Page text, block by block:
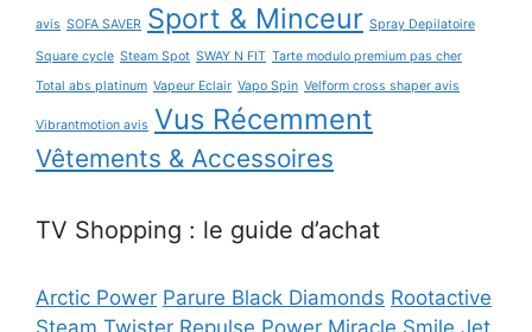
avis SOFA SAVER Sport & Minceur Spray Depilatoire
Square cycle Steam Spot SWAY N FIT Tarte modulo premium pas cher
Total abs platinum Vapeur Eclair Vapo Spin Velform cross shaper avis
Vibrantmotion avis Vus Récemment
Vêtements & Accessoires
TV Shopping : le guide d’achat
Arctic Power Parure Black Diamonds Rootactive
Steam Twister Repulse Power Miracle Smile Jet